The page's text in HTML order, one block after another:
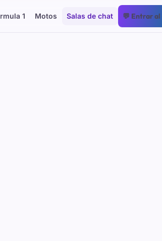
1 Motos Salas de chat 💬 Entrar